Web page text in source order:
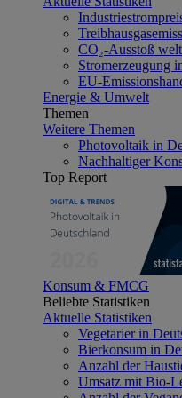
CO₂-Ausstoß
Stromerzeugung
EU-
Energie & Umwelt
Themen
Weitere Themen
Photovoltaik in
Nachhaltiger
Top Report
Konsum & FMCG
Beliebte Statistiken
Aktuelle Statistiken
Vegetarier in
Bierkonsum in
Anzahl der
Umsatz mit Bio-